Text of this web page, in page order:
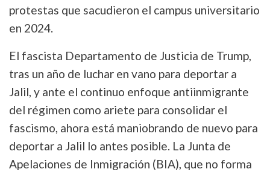
protestas que sacudieron el campus universitario
en 2024.
El fascista Departamento de Justicia de Trump,
tras un año de luchar en vano para deportar a
Jalil, y ante el continuo enfoque antiinmigrante
del régimen como ariete para consolidar el
fascismo, ahora está maniobrando de nuevo para
deportar a Jalil lo antes posible. La Junta de
Apelaciones de Inmigración (BIA), que no forma